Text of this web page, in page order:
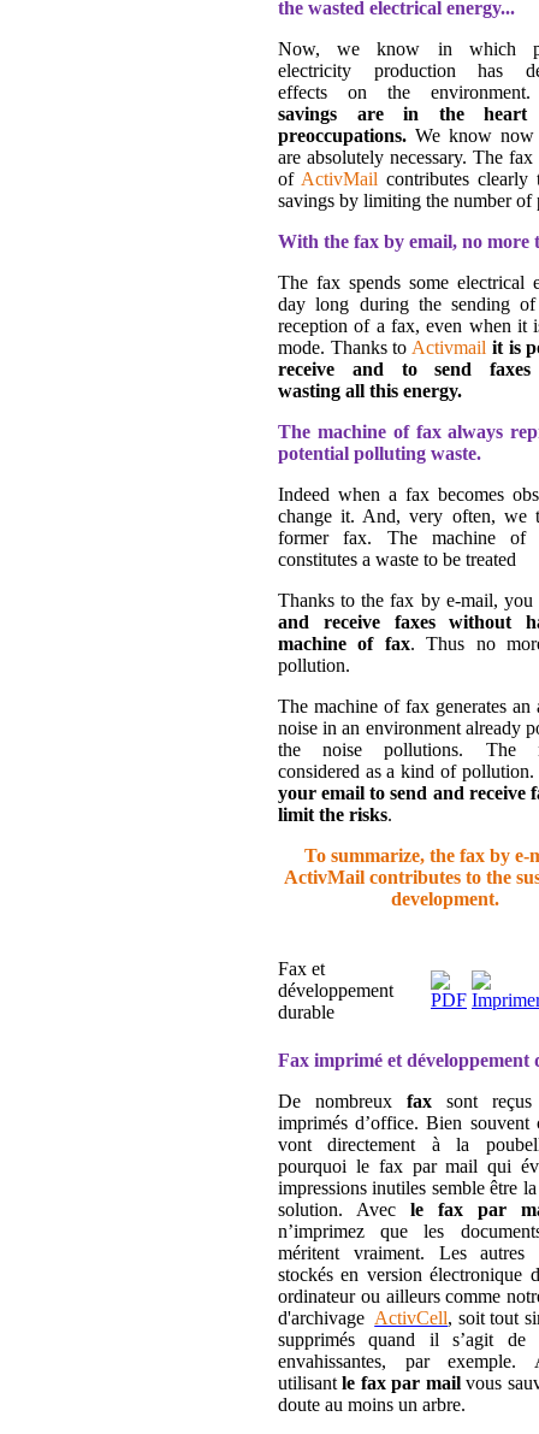
the wasted electrical energy...
Now, we know in which
electricity production has
effects on the
savings are in the
preoccupations. We know now
are absolutely necessary. The
of ActivMail contributes clearly
savings by limiting the number of
With the fax by email, no more
The fax spends some electrical
day long during the sending
reception of a fax, even when it
mode. Thanks to Activmail it is
receive and to send faxes
wasting all this energy.
The machine of fax always
potential polluting waste.
Indeed when a fax becomes
change it. And, very often, we
former fax. The machine of
constitutes a waste to be treated
Thanks to the fax by e-mail, you
and receive faxes without
machine of fax. Thus no
pollution.
The machine of fax generates an
noise in an environment already
the noise pollutions. The
considered as a kind of pollution.
your email to send and receive
limit the risks.
To summarize, the fax by e-
ActivMail contributes to the
development.
Fax et
développement
durable
Fax imprimé et développement
De nombreux fax sont
imprimés d’office. Bien souvent
vont directement à la
pourquoi le fax par mail qui
impressions inutiles semble être
solution. Avec le fax par
n’imprimez que les
méritent vraiment. Les autres
stockés en version électronique
ordinateur ou ailleurs comme
d'archivage ActivCell, soit tout
supprimés quand il s’agit de
envahissantes, par exemple.
utilisantle fax par mailvous
doute au moins un arbre.